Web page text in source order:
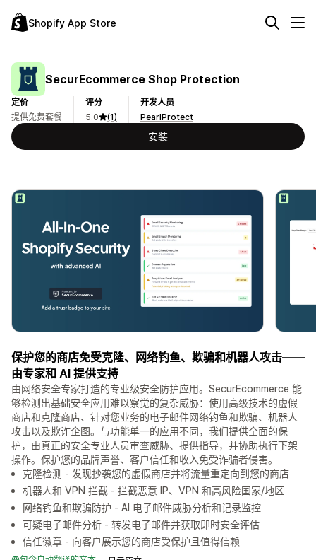
Shopify App Store
SecurEcommerce Shop Protection
定价
提供免费套餐
评分
5.0
(1)
开发人员
PearlProtect
安装
保护您的商店免受克隆、网络钓鱼、欺骗和机器人攻击——
由专家和 AI 提供支持
由网络安全专家打造的专业级安全防护应用。SecurEcommerce 能
够检测出基础安全应用难以察觉的复杂威胁：使用高级技术的虚假
商店和克隆商店、针对您业务的电子邮件网络钓鱼和欺骗、机器人
攻击以及欺诈企图。与功能单一的应用不同，我们提供全面的保
护，由真正的安全专业人员审查威胁、提供指导，并协助执行下架
操作。保护您的品牌声誉、客户信任和收入免受诈骗者侵害。
克隆检测 - 发现抄袭您的虚假商店并将流量重定向到您的商店
机器人和 VPN 拦截 - 拦截恶意 IP、VPN 和高风险国家/地区
网络钓鱼和欺骗防护 - AI 电子邮件威胁分析和记录监控
可疑电子邮件分析 - 转发电子邮件并获取即时安全评估
信任徽章 - 向客户展示您的商店受保护且值得信赖